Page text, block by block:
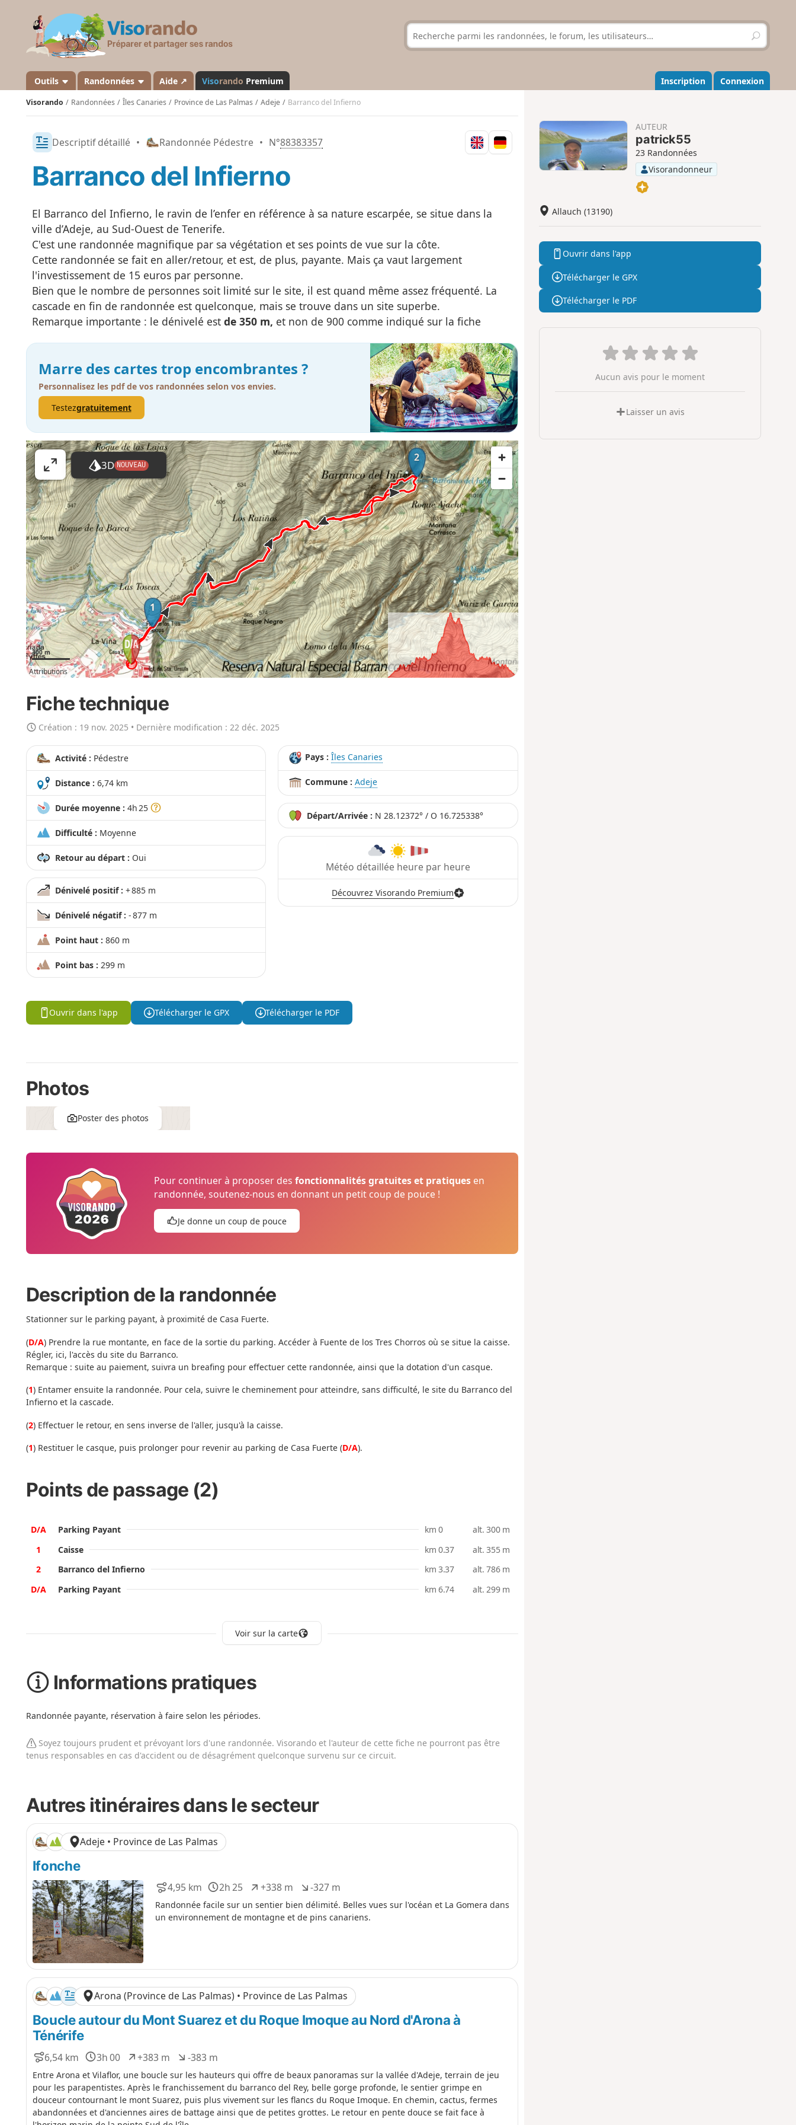
s
a
n
d
o
R
e
h
e
r
Outils Randonnées Aide ↗ Visorando Premium Inscription Connexion
Visorando Randonnées Îles Canaries Province de Las Palmas Adeje Barranco del Infierno
Descriptif détaillé • Randonnée Pédestre • N°88383357
Barranco del Infierno
El Barranco del Infierno, le ravin de l’enfer en référence à sa nature escarpée, se situe dans la
ville d’Adeje, au Sud-Ouest de Tenerife.
C'est une randonnée magnifique par sa végétation et ses points de vue sur la côte.
Cette randonnée se fait en aller/retour, et est, de plus, payante. Mais ça vaut largement
l'investissement de 15 euros par personne.
Bien que le nombre de personnes soit limité sur le site, il est quand même assez fréquenté. La
cascade en fin de randonnée est quelconque, mais se trouve dans un site superbe.
Remarque importante : le dénivelé estde 350 m, et non de 900 comme indiqué sur la fiche
Marre des cartes trop encombrantes ?
Personnalisez les pdf de vos randonnées selon vos envies.
Testezgratuitement
A
ff
i
c
h
e
r
l
a
c
a
r
t
e
e
n
g
r
d
3D NOUVEAU
1
2
300 m
Attributions
Fiche technique
Création : 19 nov. 2025 • Dernière modification :22 déc. 2025
Activité : Pédestre
Distance : 6,74 km
Durée moyenne : 4h 25
Difficulté : Moyenne
Retour au départ : Oui
Dénivelé positif : + 885 m
Dénivelé négatif : - 877 m
Point haut : 860 m
Point bas : 299 m
Pays : Îles Canaries
Commune : Adeje
Départ/Arrivée : N 28.12372° / O 16.725338°
Météo détaillée heure par heure
Découvrez Visorando Premium
Ouvrir dans l'app Télécharger le GPX Télécharger le PDF
Photos
Poster des photos
Pour continuer à proposer desfonctionnalités gratuites et pratiques en
randonnée, soutenez-nous en donnant un petit coup de pouce !
Je donne un coup de pouce
Description de la randonnée
Stationner sur le parking payant, à proximité de Casa Fuerte.
(D/A) Prendre la rue montante, en face de la sortie du parking. Accéder à Fuente de los Tres Chorros où se situe la caisse.
Régler, ici, l'accès du site du Barranco.
Remarque : suite au paiement, suivra un breafing pour effectuer cette randonnée, ainsi que la dotation d'un casque.
(1) Entamer ensuite la randonnée. Pour cela, suivre le cheminement pour atteindre, sans difficulté, le site du Barranco del
Infierno et la cascade.
(2) Effectuer le retour, en sens inverse de l'aller, jusqu'à la caisse.
(1) Restituer le casque, puis prolonger pour revenir au parking de Casa Fuerte (D/A).
Points de passage (2)
D/A Parking Payant km 0
alt. 300 m
1
Caisse km 0.37
alt. 355 m
2
Barranco del Infierno km 3.37
alt. 786 m
D/A
Parking Payant km 6.74 alt. 299 m
Voir sur la carte
Informations pratiques
Randonnée payante, réservation à faire selon les périodes.
Soyez toujours prudent et prévoyant lors d'une randonnée. Visorando et l'auteur de cette fiche ne pourront pas être
tenus responsables en cas d'accident ou de désagrément quelconque survenu sur ce circuit.
Autres itinéraires dans le secteur
Adeje • Province de Las Palmas
Ifonche
4,95 km
D
i
s
e
2h 25
D
u
r
+338 m
D
é
n
é
p
o
i
-327 m
D
é
n
é
n
é
a
Randonnée facile sur un sentier bien délimité. Belles vues sur l'océan et La Gomera dans
un environnement de montagne et de pins canariens.
Arona (Province de Las Palmas) • Province de Las Palmas
Boucle autour du Mont Suarez et du Roque Imoque au Nord d'Arona à
Ténérife
6,54 km
D
i
s
t
a
n
3h 00
D
u
r
é
e
+383 m
D
é
n
i
v
e
-383 m
D
é
n
i
v
e
Entre Arona et Vilaflor, une boucle sur les hauteurs qui offre de beaux panoramas sur la vallée d'Adeje, terrain de jeu
pour les parapentistes. Après le franchissement du barranco del Rey, belle gorge profonde, le sentier grimpe en
douceur contournant le mont Suarez, puis plus vivement sur les flancs du Roque Imoque. En chemin, cactus, fermes
abandonnées et d'anciennes aires de battage ainsi que de petites grottes. Le retour en pente douce se fait face à
AUTEUR
patrick55
23 Randonnées
Visorandonneur
Allauch (13190)
Ouvrir dans l'app
Télécharger le GPX
Télécharger le PDF
Aucun avis pour le moment
Laisser un avis